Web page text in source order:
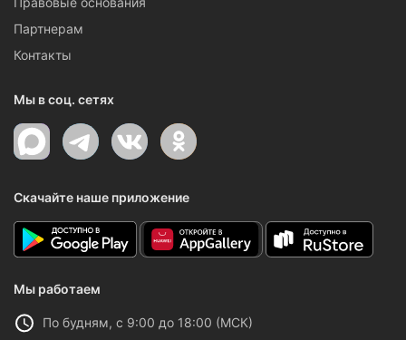
Партнерам
Контакты
Мы в соц. сетях
Скачайте наше приложение
Мы работаем
По будням, с 9:00 до 18:00 (МСК)